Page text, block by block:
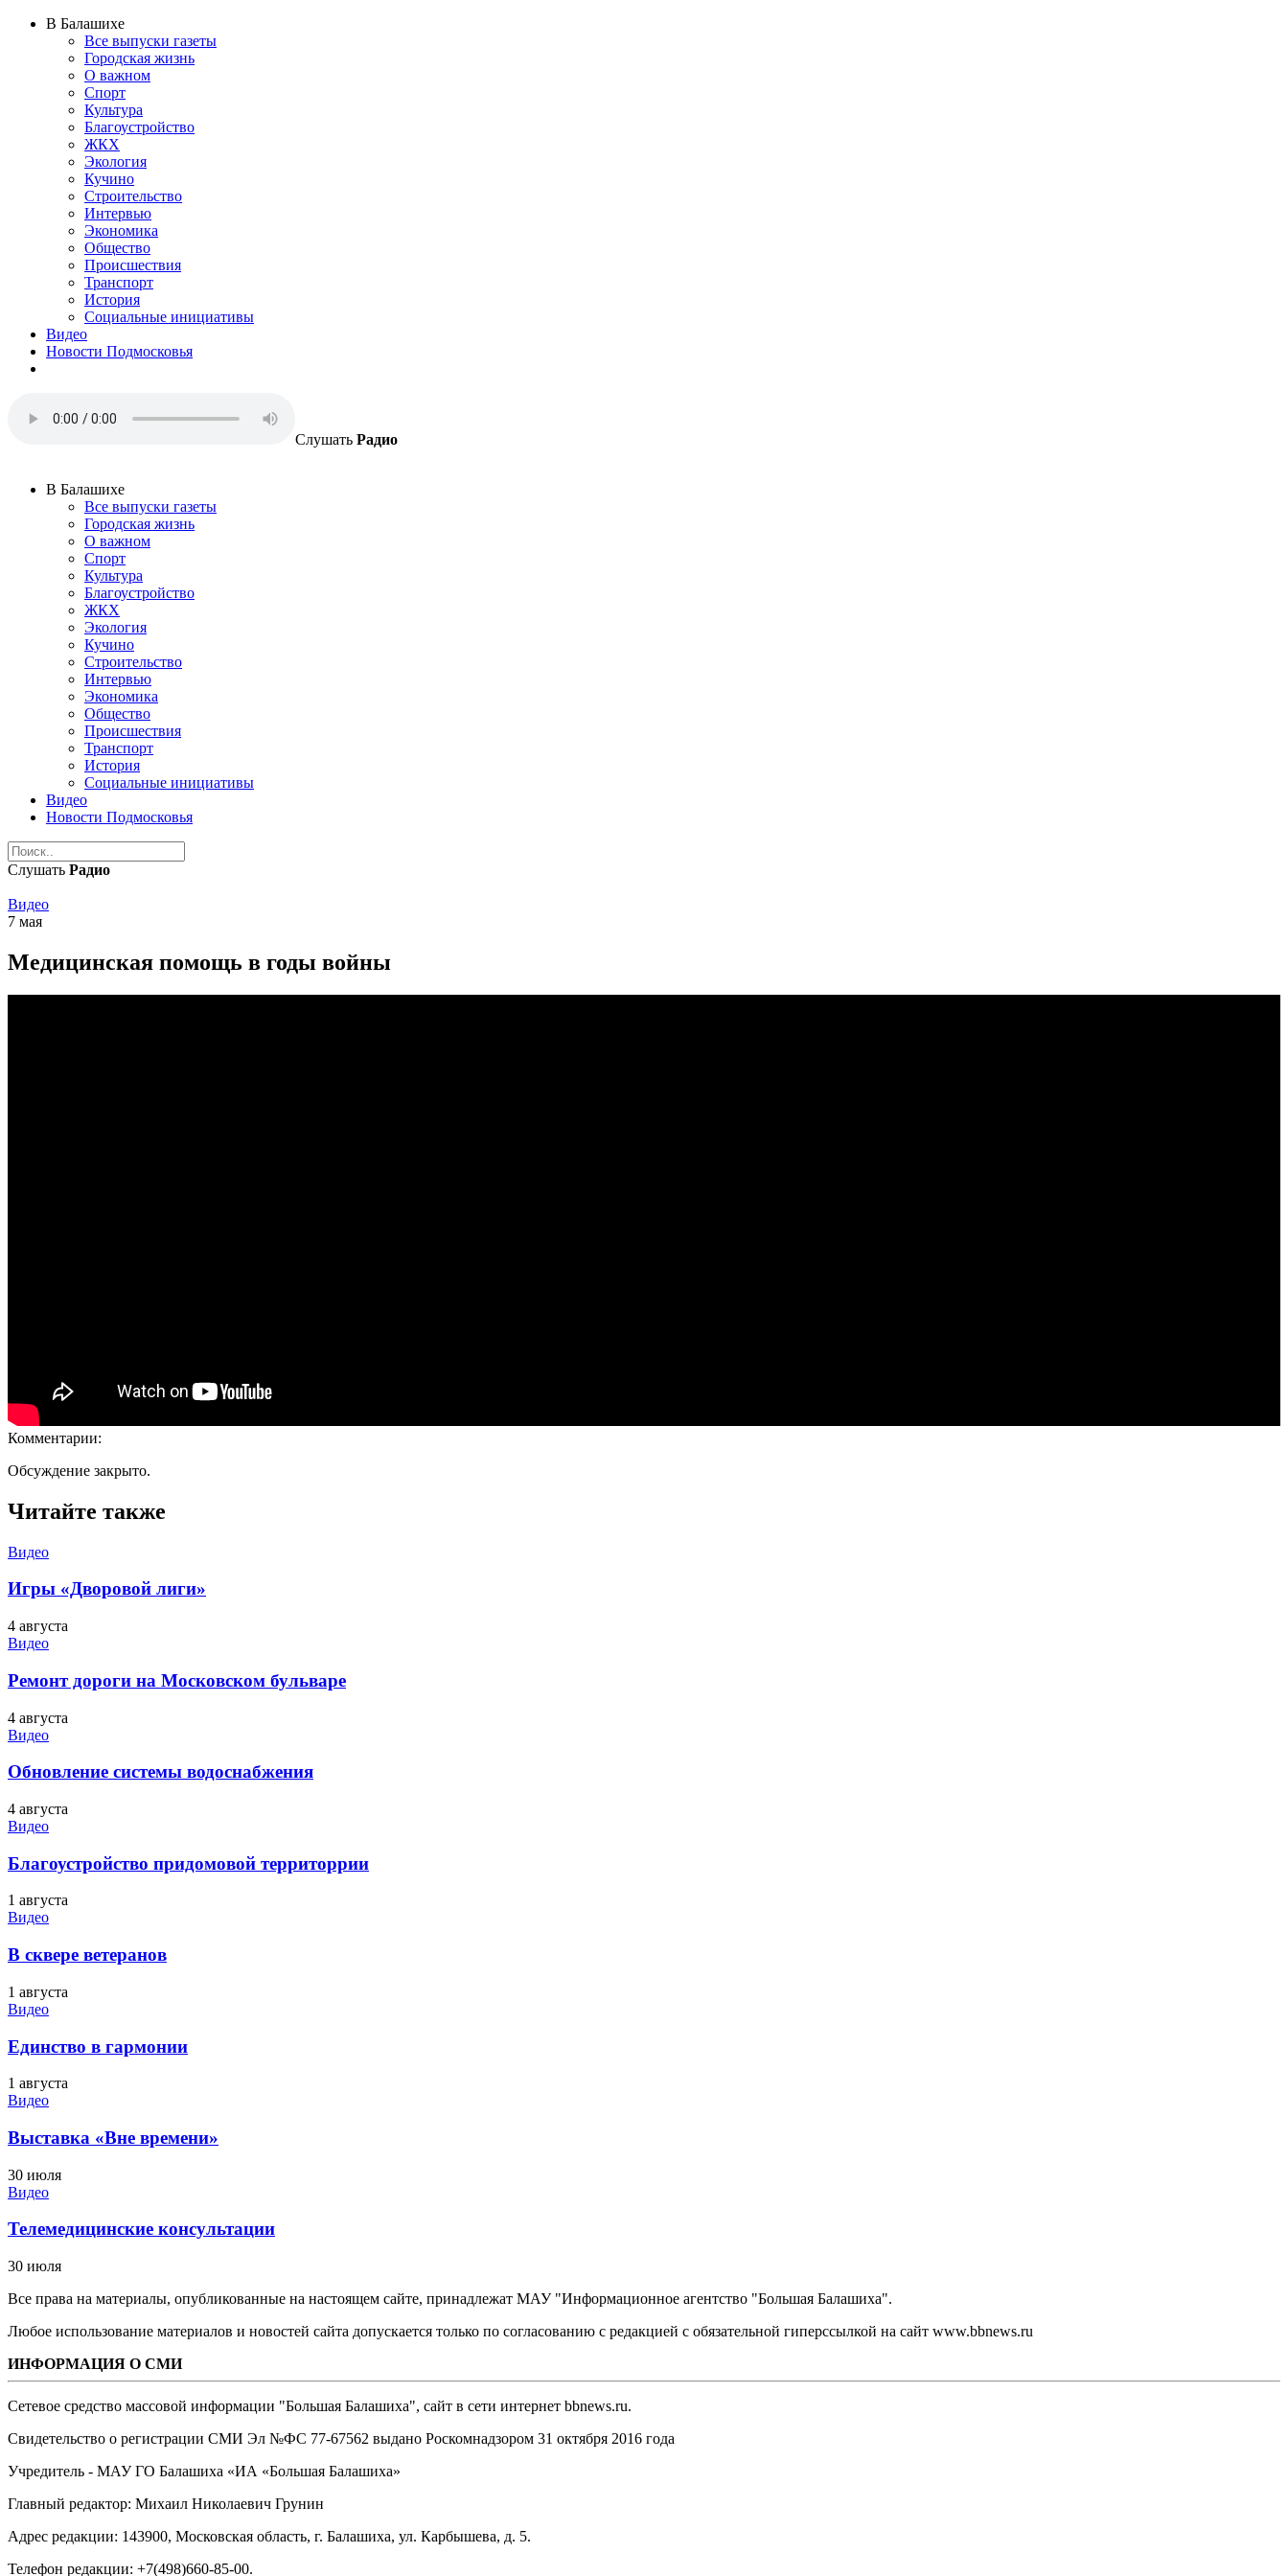
В Балашихе
Все выпуски газеты
Городская жизнь
О важном
Спорт
Культура
Благоустройство
ЖКХ
Экология
Кучино
Строительство
Интервью
Экономика
Общество
Происшествия
Транспорт
История
Социальные инициативы
Видео
Новости Подмосковья
Слушать Радио
В Балашихе
Все выпуски газеты
Городская жизнь
О важном
Спорт
Культура
Благоустройство
ЖКХ
Экология
Кучино
Строительство
Интервью
Экономика
Общество
Происшествия
Транспорт
История
Социальные инициативы
Видео
Новости Подмосковья
Слушать Радио
Видео
7 мая
Медицинская помощь в годы войны
Комментарии:
Обсуждение закрыто.
Читайте также
Видео
Игры «Дворовой лиги»
4 августа
Видео
Ремонт дороги на Московском бульваре
4 августа
Видео
Обновление системы водоснабжения
4 августа
Видео
Благоустройство придомовой территоррии
1 августа
Видео
В сквере ветеранов
1 августа
Видео
Единство в гармонии
1 августа
Видео
Выставка «Вне времени»
30 июля
Видео
Телемедицинские консультации
30 июля
Все права на материалы, опубликованные на настоящем сайте, принадлежат МАУ "Информационное агентство "Большая Балашиха".
Любое использование материалов и новостей сайта допускается только по согласованию с редакцией с обязательной гиперссылкой на сайт www.bbnews.ru
ИНФОРМАЦИЯ О СМИ
Сетевое средство массовой информации "Большая Балашиха", сайт в сети интернет bbnews.ru.
Свидетельство о регистрации СМИ Эл №ФС ‎77-67562 выдано Роскомнадзором 31 октября 2016 года
Учредитель - МАУ ГО Балашиха «ИА «Большая Балашиха»
Главный редактор: Михаил Николаевич Грунин
Адрес редакции: 143900, Московская область, г. Балашиха, ул. Карбышева, д. 5.
Телефон редакции: +7(498)660-85-00.